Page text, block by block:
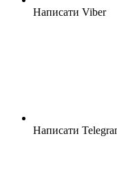
Написати Viber
Написати